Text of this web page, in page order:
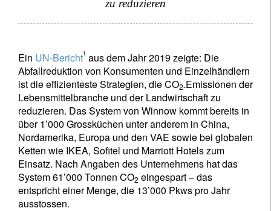
zu reduzieren
Ein UN-Bericht1 aus dem Jahr 2019 zeigte: Die
Abfallreduktion von Konsumenten und Einzelhändlern
ist die effizienteste Strategien, die CO2-Emissionen der
Lebensmittelbranche und der Landwirtschaft zu
reduzieren. Das System von Winnow kommt bereits in
über 1’000 Grossküchen unter anderem in China,
Nordamerika, Europa und den VAE sowie bei globalen
Ketten wie IKEA, Sofitel und Marriott Hotels zum
Einsatz. Nach Angaben des Unternehmens hat das
System 61’000 Tonnen CO2 eingespart – das
entspricht einer Menge, die 13’000 Pkws pro Jahr
ausstossen.